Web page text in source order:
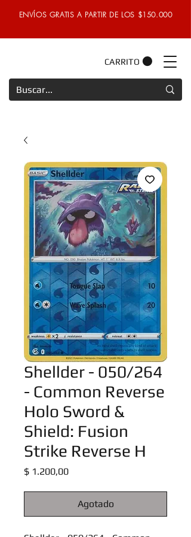
ENVÍOS GRATIS A PARTIR DE LOS $150.000
CARRITO
Shellder - 050/264
- Common Reverse
Holo Sword &
Shield: Fusion
Strike Reverse H
$ 1.200,00Precio
Agotado